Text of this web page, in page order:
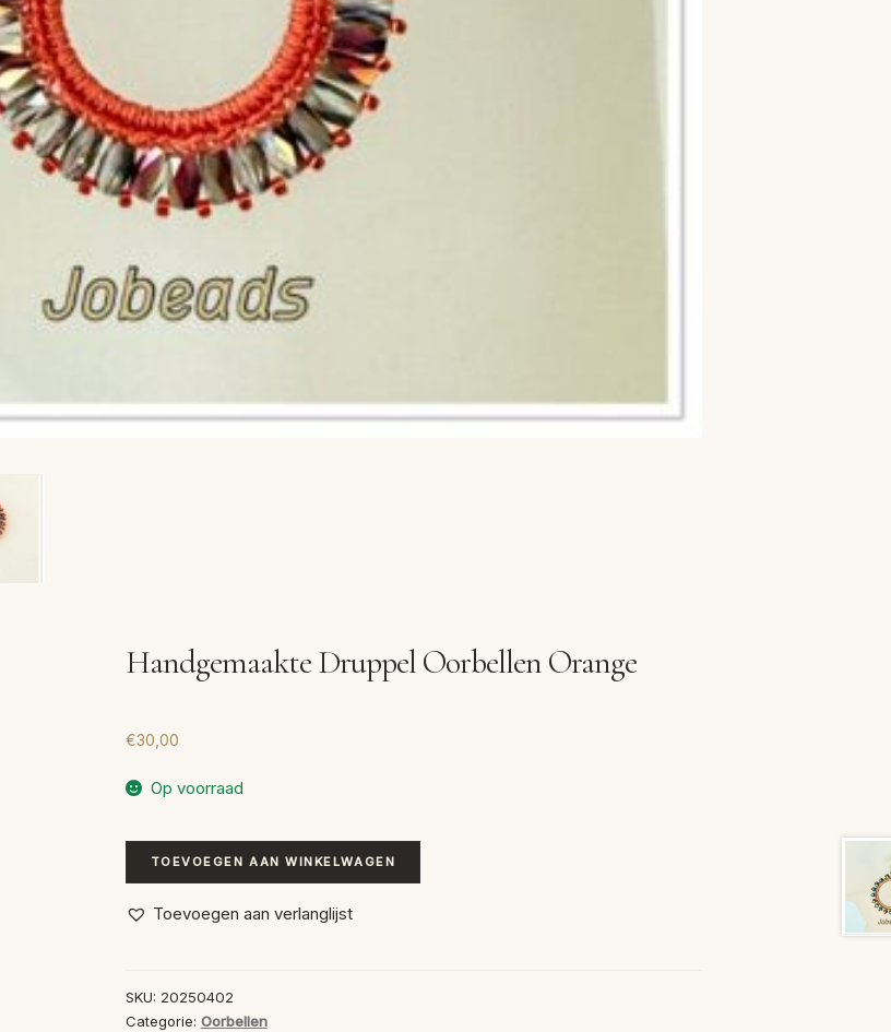
Handgemaakte Druppel Oorbellen Orange
€30,00
Op voorraad
Handgemaakte
Druppel
Oorbellen
TOEVOEGEN AAN WINKELWAGEN
Toevoegen aan verlanglijst
SKU: 20250402
Categorie: Oorbellen